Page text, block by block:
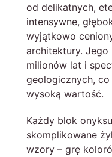
od delikatnych,
intensywne,
wyjątkowo
architektury. Jego
milionów lat i
geologicznych, co
wysoką wartość.
Każdy blok
skomplikowane
wzory – grę